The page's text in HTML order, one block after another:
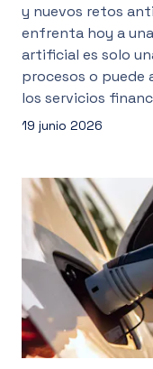
y nuevos retos
enfrenta hoy a
artificial es solo
procesos o puede
los servicios
19 junio 2026